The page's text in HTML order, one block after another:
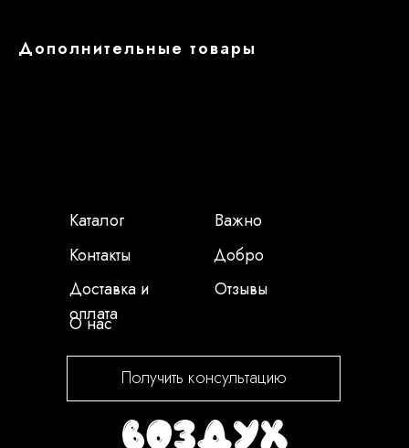
Дополнительные товары
Каталог
Контакты
Доставка и
оплата
О нас
Важно
Добро
Отзывы
Получить консультацию